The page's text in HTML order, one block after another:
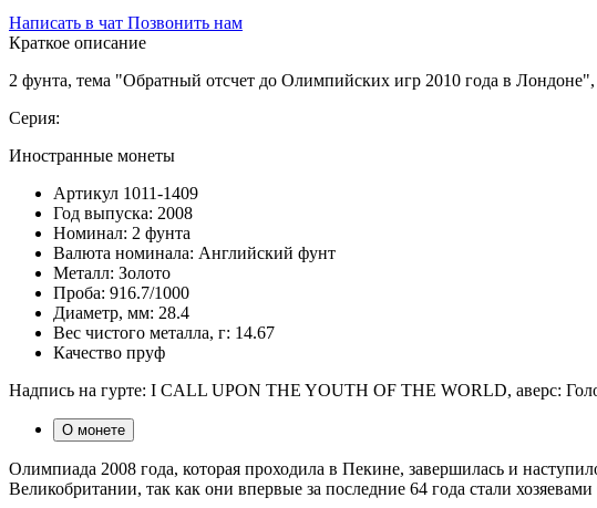
Написать в чат Позвонить нам
Краткое описание
2 фунта, тема "Обратный отсчет до Олимпийских игр 2010 года в
Серия:
Иностранные монеты
Артикул 1011-1409
Год выпуска: 2008
Номинал: 2 фунта
Валюта номинала: Английский фунт
Металл: Золото
Проба: 916.7/1000
Диаметр, мм: 28.4
Вес чистого металла, г: 14.67
Качество пруф
Надпись на гурте: I CALL UPON THE YOUTH OF THE WORLD, аверс:
О монете
Олимпиада 2008 года, которая проходила в Пекине, завершилась и
Великобритании, так как они впервые за последние 64 года стали